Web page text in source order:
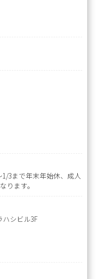
3まで年末年始休、成人
ります。
ハシビル3F